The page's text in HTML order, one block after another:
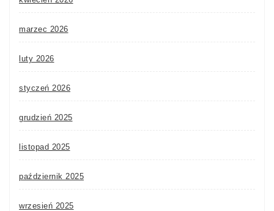
marzec 2026
luty 2026
styczeń 2026
grudzień 2025
listopad 2025
październik 2025
wrzesień 2025